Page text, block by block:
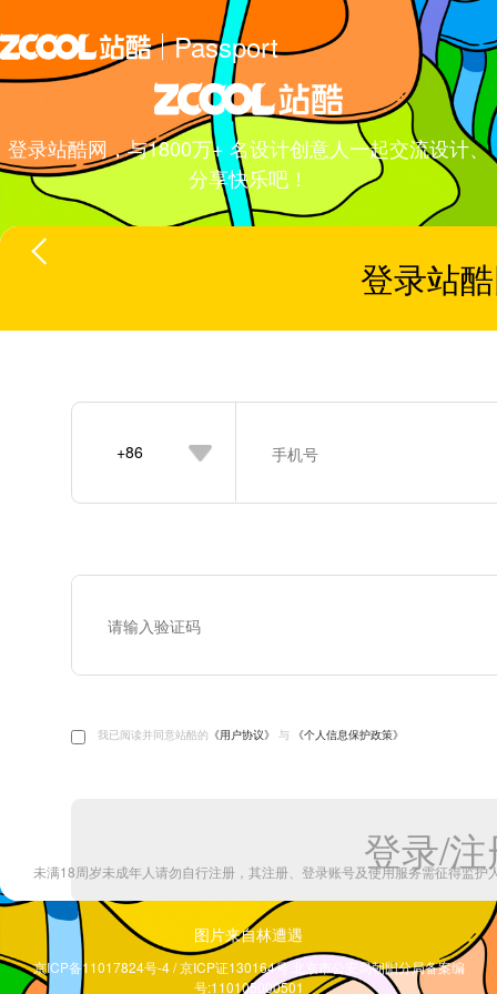
Passport
登录站酷网，与1800万+ 名设计创意人一起交流设计、
分享快乐吧！
图片来自林遭遇
京ICP备11017824号-4 / 京ICP证130164号 北京市公安局朝阳分局备案编
号:110105000501